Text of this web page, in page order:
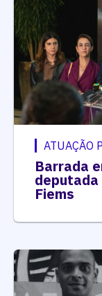
ATUAÇÃO
Barrada
deputada
Fiems